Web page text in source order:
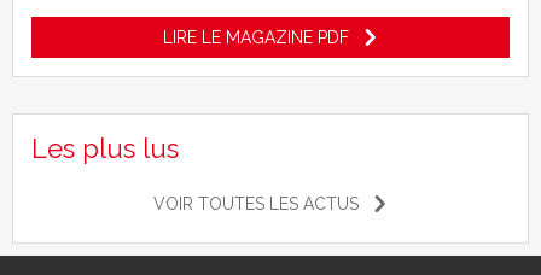
LIRE LE MAGAZINE PDF
Les plus lus
VOIR TOUTES LES ACTUS